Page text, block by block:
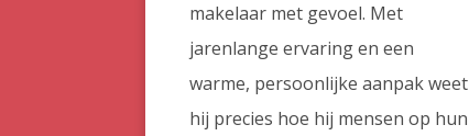
makelaar met gevoel. Met
jarenlange ervaring en een
warme, persoonlijke aanpak weet
hij precies hoe hij mensen op hun